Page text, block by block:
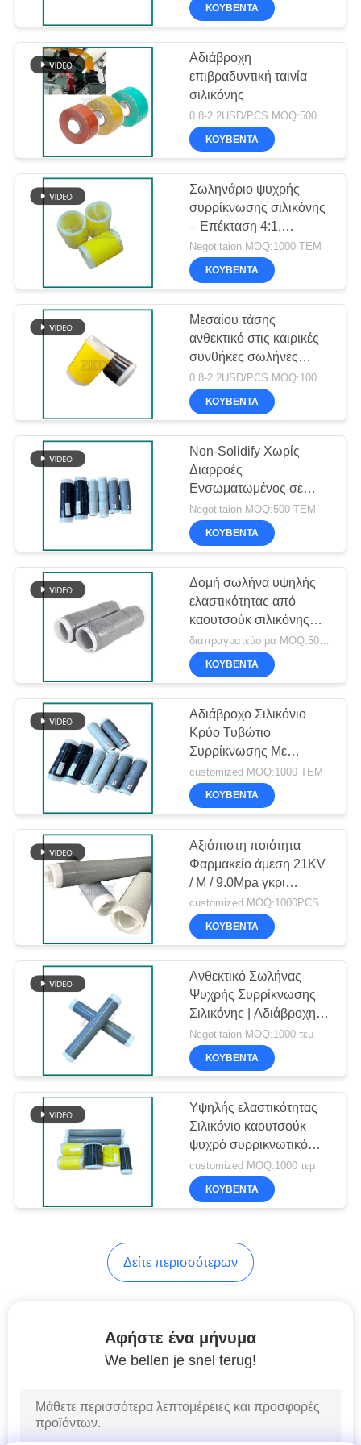
ΠΟΙΟΤΙΚΌΣ
ΈΛΕΓΧΟΣ
ΕΠΙΚΟΙΝΩΝΉΣΤΕ
ΜΑΖΊ
ΜΑΣ
ΕΙΔΉΣΕΙΣ
ΥΠΟΘΈΣΕΙΣ
ΙΣΤΟΛΌΓΙΟ
SITEMAP
ΠΟΛΙΤΙΚΉ
ΑΠΟΡΡΉΤΟΥ
Το κρύο σιλικόνης
συρρικνώνεται το
σωλήνα
Το κρύο
συρρικνώνεται τα
εξαρτήματα
καλωδίων
109
Το κρύο
συρρικνώνεται τη
λήξη
51
Ξεμπλοκάρισμα
καλωδίων
61
Προστατευτικό
μανίκι
26
Επεκτειμένος
μηχανή
Σπειροειδής άνεμος
μηχανή
24
Κεντρική λωρίδα
ΚΟΥΒΈΝΤΑ
Αδιάβροχη
επιβραδυντική ταινία
σιλικόνης
ΚΟΥΒΈΝΤΑ
Σωληνάριο ψυχρής
συρρίκνωσης σιλικόνης
– Επέκταση 4:1,
ανθεκτικό στην
υπεριώδη ακτινοβολία,
ανθεκτικό στο σκίσιμο
Negotitaion MOQ:1000 ΤΕΜ
ΚΟΥΒΈΝΤΑ
Μεσαίου τάσης
ανθεκτικό στις καιρικές
συνθήκες σωλήνες
απομόνωσης από
καουτσούκ σιλικόνης
0.8-2.2USD/PCS MOQ:1000 ΤΕΜ
ΚΟΥΒΈΝΤΑ
Non-Solidify Χωρίς
Διαρροές
Ενσωματωμένος σε
Μαστίχα Cold Shrink
Tube
Negotitaion MOQ:500 ΤΕΜ
ΚΟΥΒΈΝΤΑ
Δομή σωλήνα υψηλής
ελαστικότητας από
καουτσούκ σιλικόνης
Cold Shrink με
ενσωματωμένο μαστίγιο
ΚΟΥΒΈΝΤΑ
Αδιάβροχο Σιλικόνιο
Κρύο Τυβώτιο
Συρρίκνωσης Με
Μαστίκι
customized MOQ:1000 ΤΕΜ
ΚΟΥΒΈΝΤΑ
Αξιόπιστη ποιότητα
Φαρμακείο άμεση 21KV
/ M / 9.0Mpa γκρι
σιλικόνιο κρύο
συρρικνωτή σωλήνα
customized MOQ:1000PCS
ΚΟΥΒΈΝΤΑ
Ανθεκτικό Σωλήνας
Ψυχρής Συρρίκνωσης
Σιλικόνης | Αδιάβροχη
και σταθερή απόδοση
μόνωσης
Negotitaion MOQ:1000 τεμ
ΚΟΥΒΈΝΤΑ
Υψηλής ελαστικότητας
Σιλικόνιο καουτσούκ
ψυχρό συρρικνωτικό
σωλήνα ανθεκτικό σε
υπεριώδη ακτινοβολία
χωρίς θερμότητα κρύο
customized MOQ:1000 τεμ
ΚΟΥΒΈΝΤΑ
Δείτε περισσότερων
Αφήστε ένα μήνυμα
We bellen je snel terug!